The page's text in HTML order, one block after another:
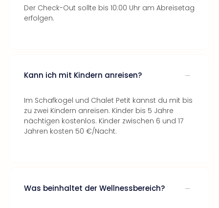
Der Check-Out sollte bis 10:00 Uhr am Abreisetag
erfolgen.
Kann ich mit Kindern anreisen?
Im Schafkogel und Chalet Petit kannst du mit bis
zu zwei Kindern anreisen. Kinder bis 5 Jahre
nächtigen kostenlos. Kinder zwischen 6 und 17
Jahren kosten 50 €/Nacht.
Was beinhaltet der Wellnessbereich?